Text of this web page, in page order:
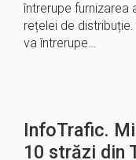
întrerupe furnizarea
rețelei de
va întrerupe…
InfoTrafic.
10 străzi din